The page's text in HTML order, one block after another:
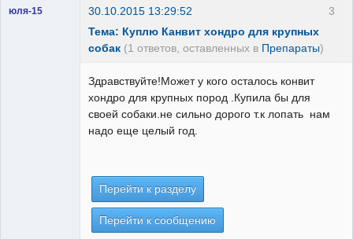
3
юля-15
30.10.2015 13:29:52
Тема: Куплю Канвит хондро для крупных
собак (1 ответов, оставленных в Препараты)
Здравствуйте!Может у кого осталось конвит
хондро для крупных пород .Купила бы для
своей собаки.не сильно дорого т.к лопать нам
надо еще целый год.
Перейти к разделу
Перейти к сообщению